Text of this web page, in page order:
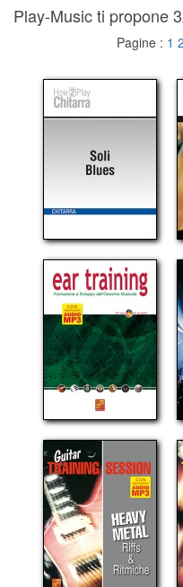
Play-Music ti propone
Pagine : 1 2